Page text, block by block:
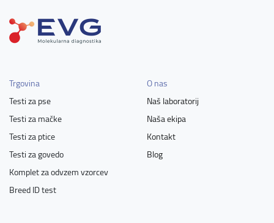
Trgovina
Testi za pse
Testi za mačke
Testi za ptice
Testi za govedo
Komplet za odvzem vzorcev
Breed ID test
O nas
Naš laboratorij
Naša ekipa
Kontakt
Blog